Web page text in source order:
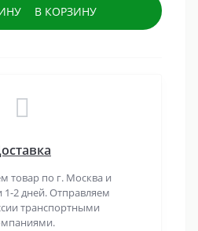
В КОРЗИНУ
товар по г. Москва и
2 дней. Отправляем
транспортными